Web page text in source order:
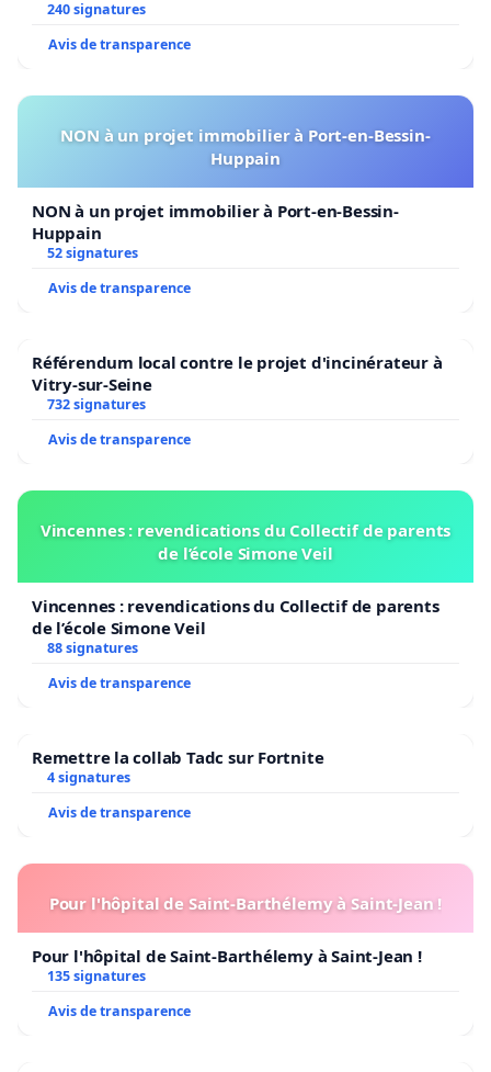
240 signatures
Avis de transparence
NON à un projet immobilier à Port-en-Bessin-
Huppain
NON à un projet immobilier à Port-en-Bessin-
Huppain
52 signatures
Avis de transparence
Référendum local contre le projet d'incinérateur à
Vitry-sur-Seine
732 signatures
Avis de transparence
Vincennes : revendications du Collectif de parents
de l’école Simone Veil
Vincennes : revendications du Collectif de parents
de l’école Simone Veil
88 signatures
Avis de transparence
Remettre la collab Tadc sur Fortnite
4 signatures
Avis de transparence
Pour l'hôpital de Saint-Barthélemy à Saint-Jean !
Pour l'hôpital de Saint-Barthélemy à Saint-Jean !
135 signatures
Avis de transparence